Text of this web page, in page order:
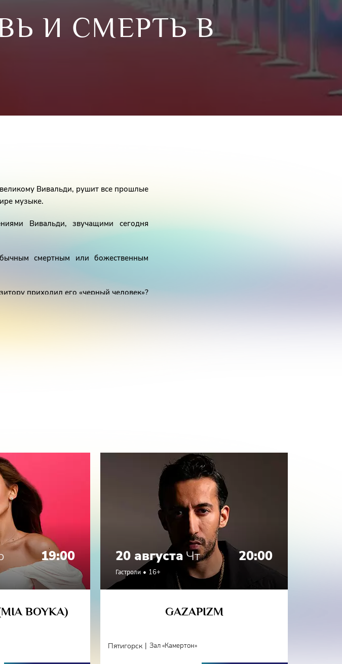
И СМЕРТЬ В
Вивальди, рушит все прошлые
музыке.
Вивальди, звучащими сегодня
смертным или божественным
приходил его «черный человек»?
в жизнь средневековой Венеции.
19:00
BOYKA)
20 августа Чт 20:00
Гастроли 16+
GAZAPIZM
Пятигорск | Зал «Камертон»